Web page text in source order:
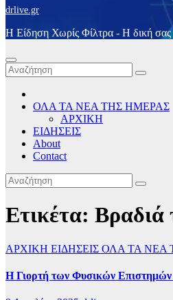
drlive.gr
Η Είδηση Χωρίς Φίλτρα - H δική
ΟΛΑ ΤΑ ΝΕΑ ΤΗΣ ΗΜΕΡΑΣ
ΑΡΧΙΚΗ
ΕΙΔΗΣΕΙΣ
About
Contact
Ετικέτα: Βραδιά
ΑΡΧΙΚΗ ΕΙΔΗΣΕΙΣ ΟΛΑ ΤΑ ΝΕΑ
Η Γιορτή των Φυσικών